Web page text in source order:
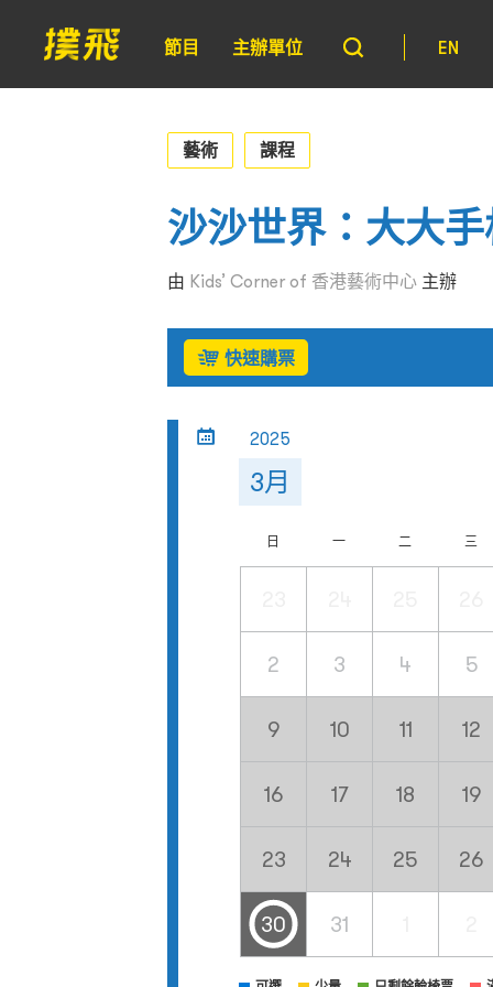
節目 主辦單位 EN
藝術 課程
沙沙世界：大大手
由 Kids’ Corner of 香港藝術中心 主辦
快速購票
2025
3月
日 一 二 三
2 3 4 5
9 10 11 12
16 17 18 19
23 24 25 26
30 31